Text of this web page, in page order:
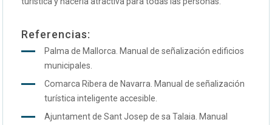
Referencias:
Palma de Mallorca. Manual de señalización edificios
municipales.
Comarca Ribera de Navarra. Manual de señalización
turística inteligente accesible.
Ajuntament de Sant Josep de sa Talaia. Manual